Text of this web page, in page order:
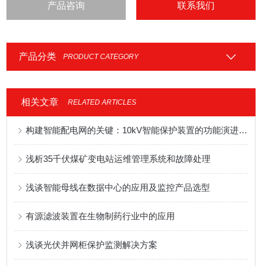
产品咨询 联系我们
产品分类 PRODUCT CATEGORY
相关文章 RELATED ARTICLES
构建智能配电网的关键：10kV智能保护装置的功能演进与系统集成
浅析35千伏煤矿变电站运维管理系统和故障处理
浅谈智能母线在数据中心的应用及监控产品选型
有源滤波装置在生物制药行业中的应用
浅谈光伏并网柜保护监测解决方案